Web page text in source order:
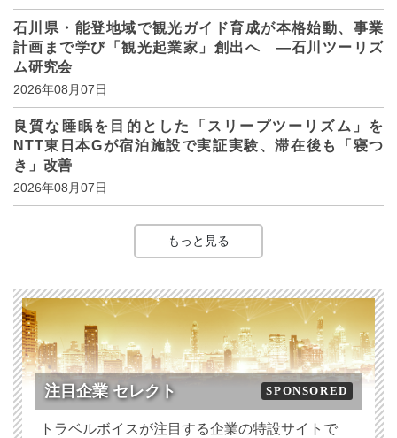
石川県・能登地域で観光ガイド育成が本格始動、事業
計画まで学び「観光起業家」創出へ ―石川ツーリズ
ム研究会
2026年08月07日
良質な睡眠を目的とした「スリープツーリズム」を
NTT東日本Gが宿泊施設で実証実験、滞在後も「寝つ
き」改善
2026年08月07日
もっと見る
注目企業 セレクト SPONSORED
トラベルボイスが注目する企業の特設サイトで